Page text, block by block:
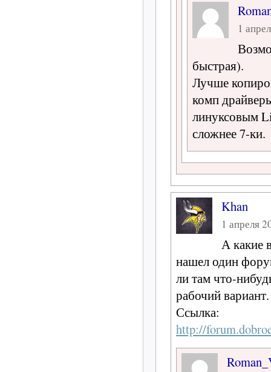
1
быстрая).
Лучше
комп
линуксовым
сложнее 7-ки.
Khan
1 апреля
А какие
нашел один
ли там что-
рабочий вариант.
Ссылка:
http://